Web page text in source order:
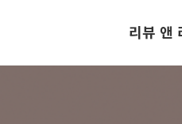
리뷰 앤